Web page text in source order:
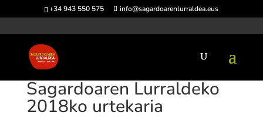
+34 943 550 575 info@sagardoarenlurraldea.eus
Sagardoaren Lurraldeko
2018ko urtekaria